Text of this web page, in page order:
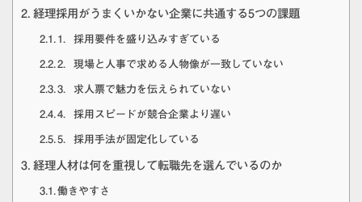
経理採用がうまくいかない企業に共通する5つの課題
1．採用要件を盛り込みすぎている
2．現場と人事で求める人物像が一致していない
3．求人票で魅力を伝えられていない
4．採用スピードが競合企業より遅い
5．採用手法が固定化している
経理人材は何を重視して転職先を選んでいるのか
働きやすさ